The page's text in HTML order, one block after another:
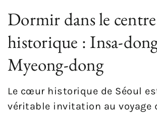
Dormir dans le centre
historique : Insa-
Myeong-dong
Le cœur historique de Séoul
véritable invitation au voyage